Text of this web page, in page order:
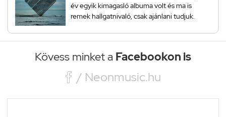
év egyik kimagasló albuma volt és ma is
remek hallgatnivaló, csak ajánlani tudjuk.
Kövess minket a Facebookon is
 / Neonmusic.hu